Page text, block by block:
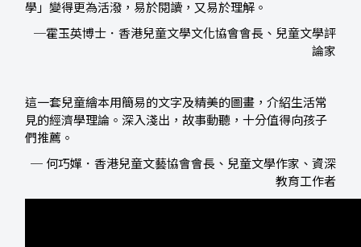
學」變得更為活潑，易於閱讀，又易於理解。
─霍玉英博士．香港兒童文學文化協會會長、兒童文學評
論家
這一套兒童繪本用簡易的文字及精美的圖畫，介紹生活常
見的經濟學理論。深入淺出，故事動聽，十分值得向孩子
們推薦。
─ 何巧嬋．香港兒童文藝協會會長、兒童文學作家、資深
教育工作者